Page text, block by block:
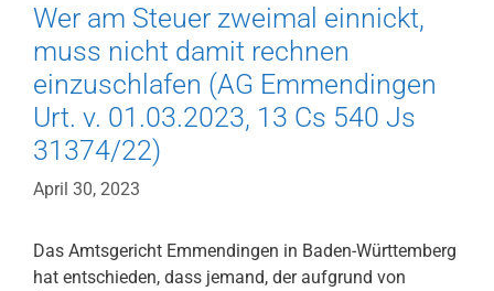
Wer am Steuer zweimal einnickt,
muss nicht damit rechnen
einzuschlafen (AG Emmendingen
Urt. v. 01.03.2023, 13 Cs 540 Js
31374/22)
April 30, 2023
Das Amtsgericht Emmendingen in Baden-Württemberg
hat entschieden, dass jemand, der aufgrund von